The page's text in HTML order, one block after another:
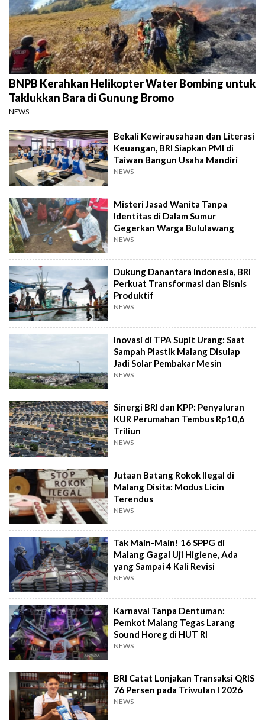
BNPB Kerahkan Helikopter Water Bombing untuk
Taklukkan Bara di Gunung Bromo
NEWS
Bekali Kewirausahaan dan Literasi
Keuangan, BRI Siapkan PMI di
Taiwan Bangun Usaha Mandiri
NEWS
Misteri Jasad Wanita Tanpa
Identitas di Dalam Sumur
Gegerkan Warga Bululawang
NEWS
Dukung Danantara Indonesia, BRI
Perkuat Transformasi dan Bisnis
Produktif
NEWS
Inovasi di TPA Supit Urang: Saat
Sampah Plastik Malang Disulap
Jadi Solar Pembakar Mesin
NEWS
Sinergi BRI dan KPP: Penyaluran
KUR Perumahan Tembus Rp10,6
Triliun
NEWS
Jutaan Batang Rokok Ilegal di
Malang Disita: Modus Licin
Terendus
NEWS
Tak Main-Main! 16 SPPG di
Malang Gagal Uji Higiene, Ada
yang Sampai 4 Kali Revisi
NEWS
Karnaval Tanpa Dentuman:
Pemkot Malang Tegas Larang
Sound Horeg di HUT RI
NEWS
BRI Catat Lonjakan Transaksi QRIS
76 Persen pada Triwulan I 2026
NEWS